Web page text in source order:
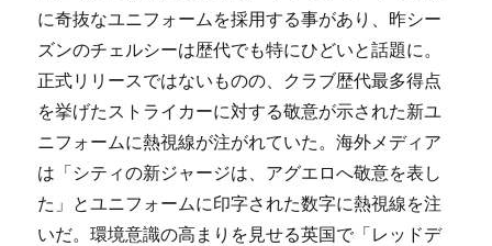
に奇抜なユニフォームを採用する事があり、昨シー
ズンのチェルシーは歴代でも特にひどいと話題に。
正式リリースではないものの、クラブ歴代最多得点
を挙げたストライカーに対する敬意が示された新ユ
ニフォームに熱視線が注がれていた。海外メディア
は「シティの新ジャージは、アグエロへ敬意を表し
た」とユニフォームに印字された数字に熱視線を注
いだ。環境意識の高まりを見せる英国で「レッドデ